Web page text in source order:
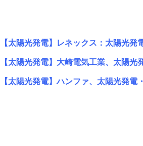
【太陽光発電】レネックス：太陽光発
【太陽光発電】大崎電気工業、太陽
【太陽光発電】ハンファ、太陽光発